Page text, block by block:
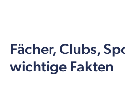
Fächer, Clubs,
wichtige Fakten